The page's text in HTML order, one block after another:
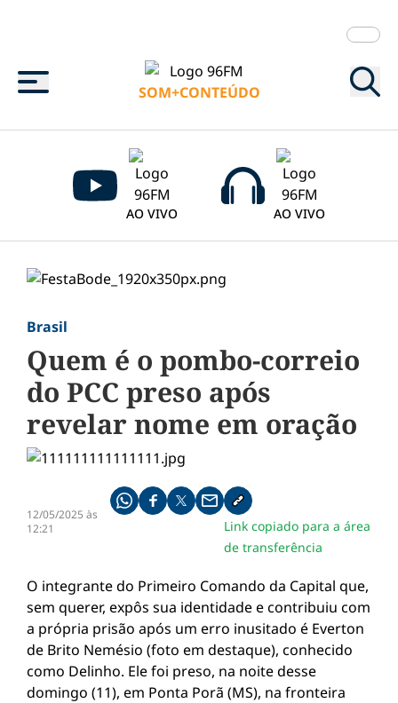
Menu
SOM+CONTEÚDO
AO VIVO AO VIVO
Brasil
Quem é o pombo-correio
do PCC preso após
revelar nome em oração
12/05/2025 às
12:21
Compartilhe pelo whatsapp
Compartilhar no facebook
Compartilhar no twitter
Compartilhe pelo email
Copiar link da notícia
Link copiado para a área
de transferência
O integrante do Primeiro Comando da Capital que,
sem querer, expôs sua identidade e contribuiu com
a própria prisão após um erro inusitado é Everton
de Brito Nemésio (foto em destaque), conhecido
como Delinho. Ele foi preso, na noite desse
domingo (11), em Ponta Porã (MS), na fronteira